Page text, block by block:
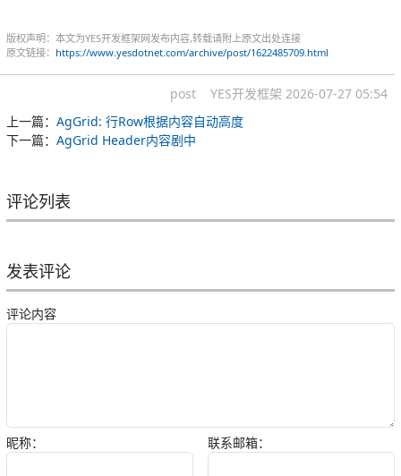
版权声明：本文为YES开发框架网发布内容,转载请附上原文出处连接
原文链接： https://www.yesdotnet.com/archive/post/1622485709.html
post YES开发框架 2026-07-27 05:54
上一篇： AgGrid: 行Row根据内容自动高度
下一篇： AgGrid Header内容剧中
评论列表
发表评论
评论内容
昵称： 联系邮箱：